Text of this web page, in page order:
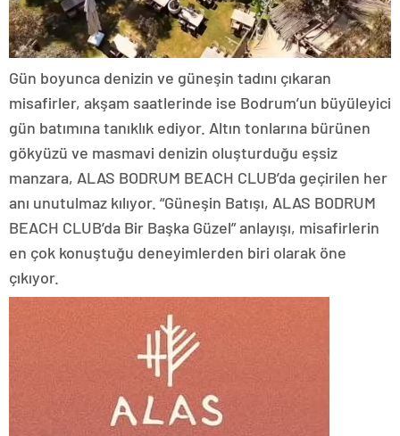
Gün boyunca denizin ve güneşin tadını çıkaran
misafirler, akşam saatlerinde ise Bodrum’un büyüleyici
gün batımına tanıklık ediyor. Altın tonlarına bürünen
gökyüzü ve masmavi denizin oluşturduğu eşsiz
manzara, ALAS BODRUM BEACH CLUB’da geçirilen her
anı unutulmaz kılıyor. “Güneşin Batışı, ALAS BODRUM
BEACH CLUB’da Bir Başka Güzel” anlayışı, misafirlerin
en çok konuştuğu deneyimlerden biri olarak öne
çıkıyor.